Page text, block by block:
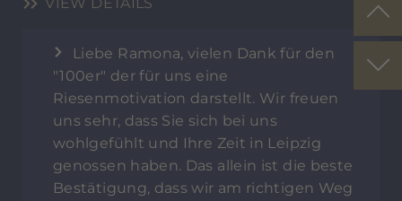
Liebe Ramona, vielen Dank für den
"100er" der für uns eine
Riesenmotivation darstellt. Wir freuen
uns sehr, dass Sie sich bei uns
wohlgefühlt und Ihre Zeit in Leipzig
genossen haben. Das allein ist die beste
Bestätigung, dass wir am richtigen Weg